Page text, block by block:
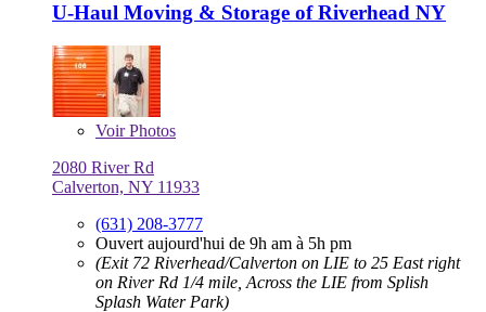
U-Haul Moving & Storage of Riverhead NY
VoirPhotos
2080 River Rd
Calverton, NY 11933
(631) 208-3777
Ouvert aujourd'hui de 9h am à 5h pm
(Exit 72 Riverhead/Calverton on LIE to 25 East right
on River Rd 1/4 mile, Across the LIE from Splish
Splash Water Park)